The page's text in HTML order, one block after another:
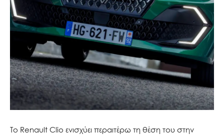
Το Renault Clio ενισχύει περαιτέρω τη θέση του στην